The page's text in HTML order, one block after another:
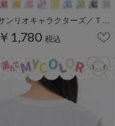
￥1,780 税込